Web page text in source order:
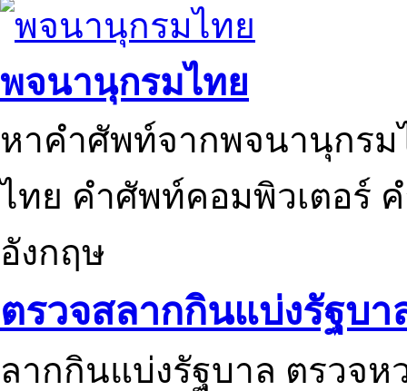
พจนานุกรมไทย
หาคำศัพท์จากพจนานุกรม
ไทย คำศัพท์คอมพิวเตอร์
อังกฤษ
ตรวจสลากกินแบ่งรัฐบา
ลากกินแบ่งรัฐบาล ตรวจ